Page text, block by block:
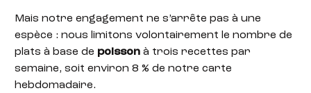
Mais notre engagement ne s’arrête pas à une
espèce : nous limitons volontairement le nombre de
plats à base de poisson à trois recettes par
semaine, soit environ 8 % de notre carte
hebdomadaire.